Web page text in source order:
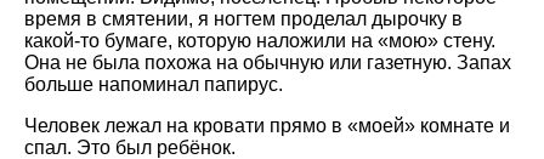
время в смятении, я ногтем проделал дырочку в
какой-то бумаге, которую наложили на «мою» стену.
Она не была похожа на обычную или газетную. Запах
больше напоминал папирус.
Человек лежал на кровати прямо в «моей» комнате и
спал. Это был ребёнок.